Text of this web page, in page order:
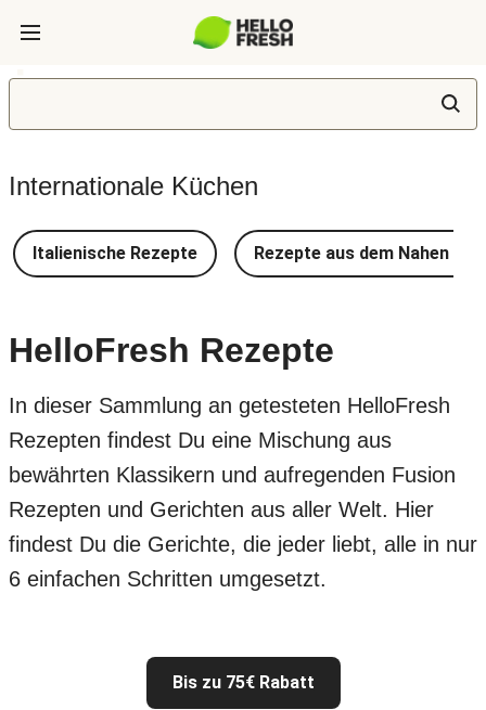
Internationale Küchen
Italienische Rezepte Rezepte aus dem Nahen
HelloFresh Rezepte
In dieser Sammlung an getesteten HelloFresh
Rezepten findest Du eine Mischung aus
bewährten Klassikern und aufregenden Fusion
Rezepten und Gerichten aus aller Welt. Hier
findest Du die Gerichte, die jeder liebt, alle in nur
6 einfachen Schritten umgesetzt.
Bis zu 75€ Rabatt